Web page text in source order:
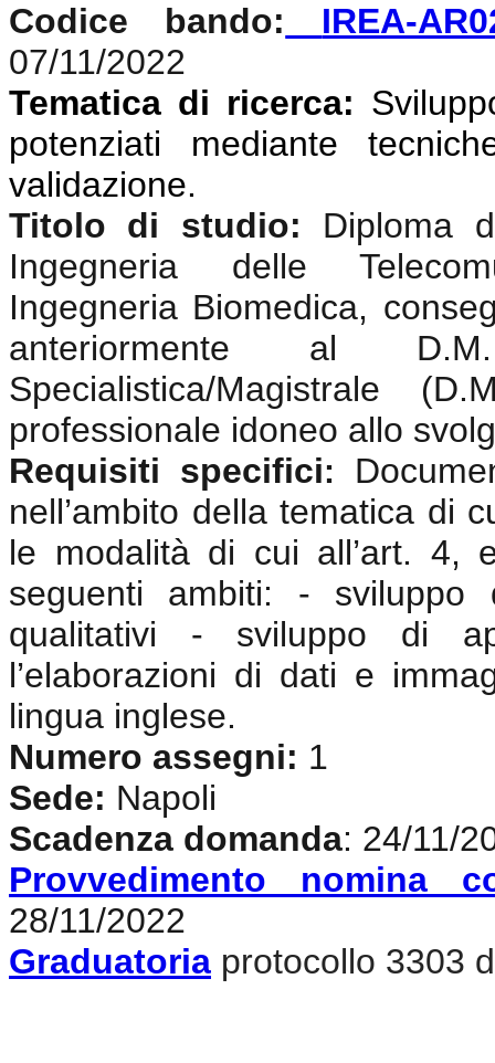
Codice bando:
IREA-
07/11/2022
Tematica di ricerca:
potenziati mediante
validazione.
Titolo di studio:
Diploma
Ingegneria delle
Ingegneria Biomedica,
anteriormente al
Specialistica/Magistrale
professionale idoneo allo
Requisiti specifici:
nell’ambito della tematica di
le modalità di cui all’art. 4,
seguenti ambiti: - sviluppo
qualitativi - sviluppo di
l’elaborazioni di dati e
lingua inglese.
Numero assegni: 1
Sede: Napoli
Scadenza domanda: 24/11/
Provvedimento nomina
28/11/2022
Graduatoria protocollo 3303